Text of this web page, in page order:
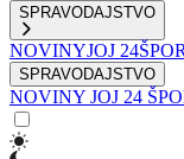
SPRAVODAJSTVO
NOVINYJOJ 24
SPRAVODAJSTVO
NOVINY JOJ 24